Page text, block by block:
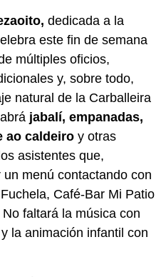
dedicada a la
este fin de semana
múltiples oficios,
y, sobre todo,
natural de la Carballeira
jabalí, empanadas,
ao caldeiro y otras
asistentes que,
menú contactando con
Café-Bar Mi Patio
faltará la música con
la animación infantil con